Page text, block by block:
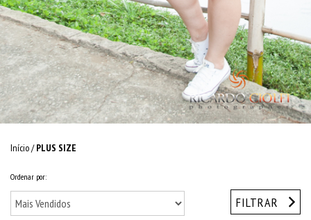
Início/ PLUS SIZE
Ordenar por:
FILTRAR